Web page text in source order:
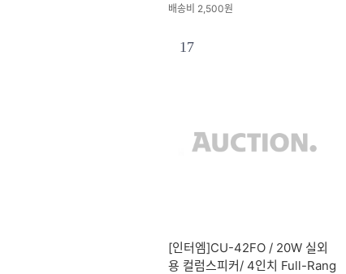
배송비 2,500원
17
[인터엠]CU-42FO / 20W 실외
용 컬럼스피커/ 4인치 Full-Rang